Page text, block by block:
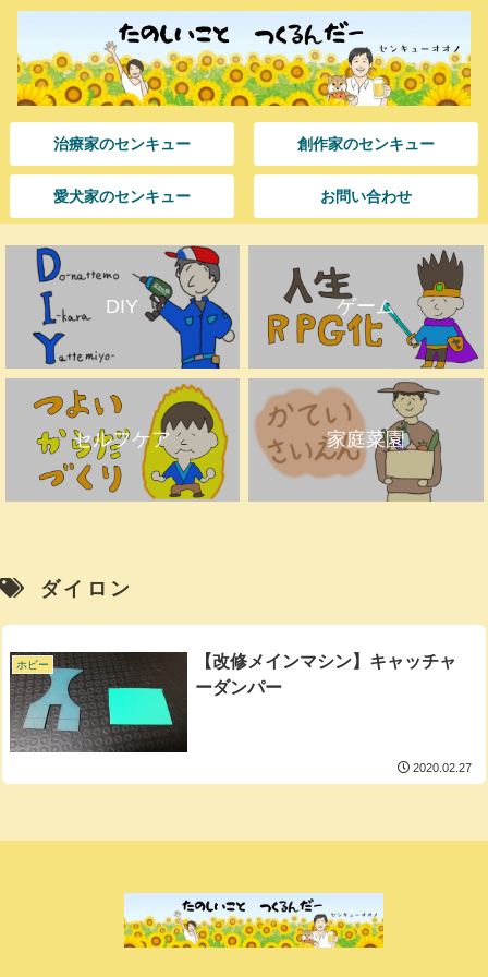
治療家のセンキュー 創作家のセンキュー
愛犬家のセンキュー お問い合わせ
DIY ゲーム
セルフケア 家庭菜園
ダイロン
ホビー
【改修メインマシン】キャッチャ
ーダンパー
2020.02.27